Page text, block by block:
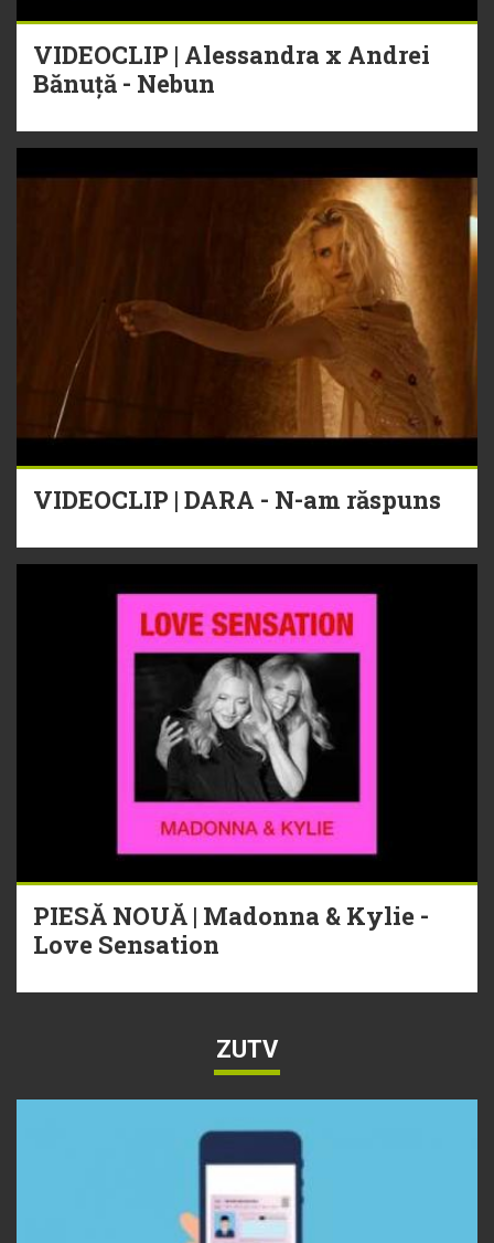
VIDEOCLIP | Alessandra x Andrei
Bănuță - Nebun
VIDEOCLIP | DARA - N-am răspuns
PIESĂ NOUĂ | Madonna & Kylie -
Love Sensation
ZUTV